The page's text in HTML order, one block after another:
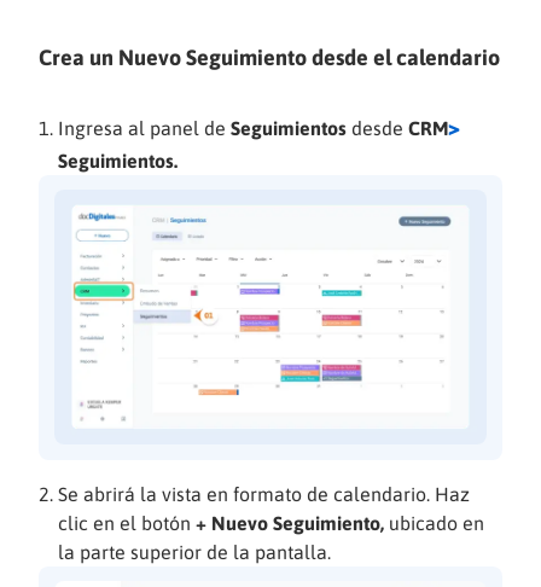
Crea un Nuevo Seguimiento desde el calendario
Ingresa al panel de Seguimientos desde CRM>
Seguimientos.
Se abrirá la vista en formato de calendario. Haz
clic en el botón + Nuevo Seguimiento, ubicado en
la parte superior de la pantalla.